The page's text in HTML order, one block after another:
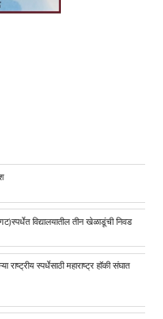
विद्यालयातील तीन खेळाडूंची निवड
राष्ट्रीय स्पर्धेसाठी महाराष्ट्र हॉकी संघात